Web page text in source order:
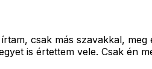
csak más szavakkal,
is értettem vele. Csak én